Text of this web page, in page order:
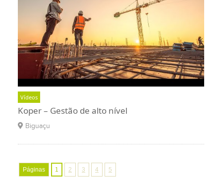
Vídeos
Koper – Gestão de alto nível
Biguaçu
Páginas 1 2 3 4 5